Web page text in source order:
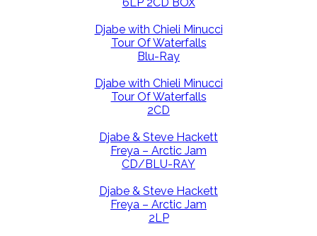
Djabe with Chieli Minucci
Tour Of Waterfalls
Blu-Ray
Djabe with Chieli Minucci
Tour Of Waterfalls
2CD
Djabe & Steve Hackett
Freya – Arctic Jam
CD/BLU-RAY
Djabe & Steve Hackett
Freya – Arctic Jam
2LP